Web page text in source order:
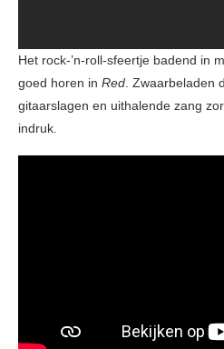
Het rock-’n-roll-sfeertje badend in
goed horen in Red . Zwaarbeladen
gitaarslagen en uithalende zang
indruk.